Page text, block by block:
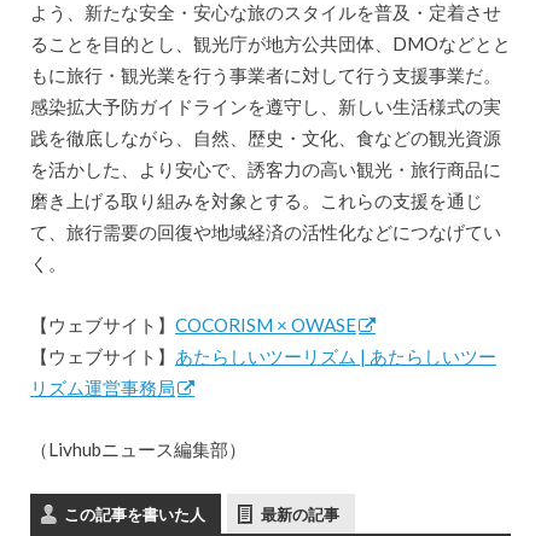
よう、新たな安全・安心な旅のスタイルを普及・定着させ
ることを目的とし、観光庁が地方公共団体、DMOなどとと
もに旅行・観光業を行う事業者に対して行う支援事業だ。
感染拡大予防ガイドラインを遵守し、新しい生活様式の実
践を徹底しながら、自然、歴史・文化、食などの観光資源
を活かした、より安心で、誘客力の高い観光・旅行商品に
磨き上げる取り組みを対象とする。これらの支援を通じ
て、旅行需要の回復や地域経済の活性化などにつなげてい
く。
【ウェブサイト】 COCORISM × OWASE
【ウェブサイト】 あたらしいツーリズム | あたらしいツー
リズム運営事務局
（Livhubニュース編集部）
この記事を書いた人 最新の記事